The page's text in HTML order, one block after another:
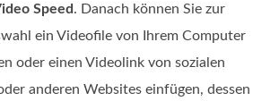
Speed. Danach können Sie zur
ein Videofile von Ihrem Computer
oder einen Videolink von sozialen
anderen Websites einfügen, dessen